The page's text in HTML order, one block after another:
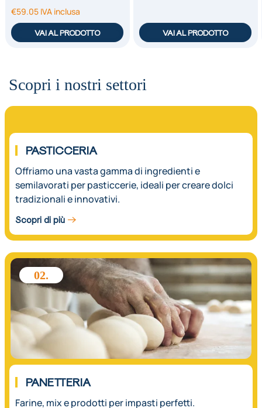
€59.05 IVA inclusa
VAI AL PRODOTTO VAI AL PRODOTTO
Scopri i nostri settori
01.
PASTICCERIA
Offriamo una vasta gamma di ingredienti e
semilavorati per pasticcerie, ideali per creare dolci
tradizionali e innovativi.
Scopri di più
02.
PANETTERIA
Farine, mix e prodotti per impasti perfetti.